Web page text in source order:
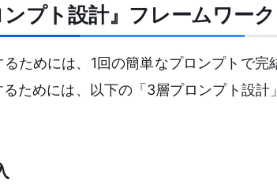
プト設計』フレームワーク
ためには、1回の簡単なプロンプトで完
ためには、以下の「3層プロンプト設計